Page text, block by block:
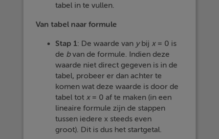
tabel in te vullen.
Van tabel naar formule
Stap 1: De waarde van ybij x= 0 is
de bvan de formule. Indien deze
waarde niet direct gegeven is in de
tabel, probeer er dan achter te
komen wat deze waarde is door de
tabel tot x= 0 af te maken (in een
lineaire formule zijn de stappen
tussen iedere x steeds even
groot). Dit is dus het startgetal.